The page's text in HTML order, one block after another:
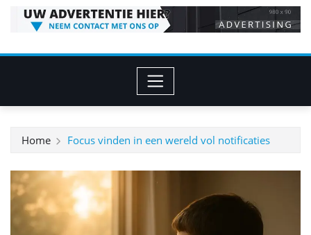
Home Focus vinden in een wereld vol notificaties